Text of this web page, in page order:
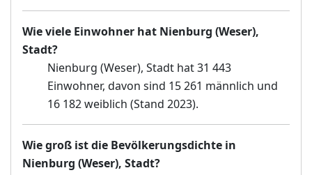
Wie viele Einwohner hat Nienburg (Weser),
Stadt?
Nienburg (Weser), Stadt hat 31 443
Einwohner, davon sind 15 261 männlich und
16 182 weiblich (Stand 2023).
Wie groß ist die Bevölkerungsdichte in
Nienburg (Weser), Stadt?